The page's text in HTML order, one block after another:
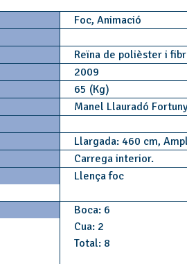
Foc, Animació
Reïna de polièster i
2009
65 (Kg)
Manel Llauradó
Llargada: 460 cm,
Carrega interior.
Llença foc
Boca: 6
Cua: 2
Total: 8